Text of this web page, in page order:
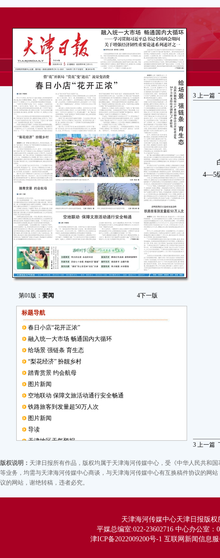
第01版： 要闻 4下一版
标题导航
春日小店“花开正浓”
融入统一大市场 畅通国内大循环
给场景 强链条 育生态
“梨花经济” 扮靓乡村
踏青赏景 约会航母
图片新闻
空地联动 保障文旅活动通行安全畅通
铁路旅客到发量超50万人次
图片新闻
导读
天津地区天气预报
3 上一篇
白
4—5
3 上一篇
版权说明： 天津日报所有作品，版权均属于天津海河传媒中心，受《中华人民共和
等业务，均需与天津海河传媒中心商谈，与天津海河传媒中心有互换稿件协议的网
议的网站，谢绝转稿，违者必究。
天津海河传媒中心天津日报版权
平媒总编室:022-23602716 中心办公室：
津ICP备2022009200号-1 互联网新闻信息